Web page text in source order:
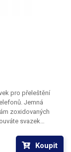
pro přeleštění
zoxidovaných
Koupit